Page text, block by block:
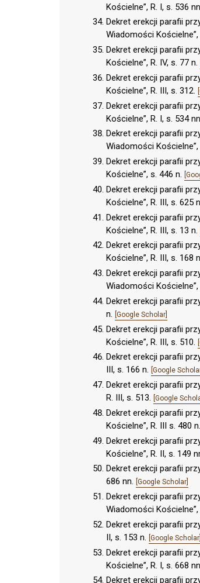
Kościelne”, R. I, s. 536
Dekret erekcji parafii
Wiadomości Kościelne”,
Dekret erekcji parafii
Kościelne”, R. IV, s. 77 n.
Dekret erekcji parafii
Kościelne”, R. III, s. 312.
Dekret erekcji parafii
Kościelne”, R. I, s. 534
Dekret erekcji parafii
Wiadomości Kościelne”,
Dekret erekcji parafii
Kościelne”, s. 446 n.
Dekret erekcji parafii
Kościelne”, R. III, s. 625
Dekret erekcji parafii
Kościelne”, R. III, s. 13 n.
Dekret erekcji parafii
Kościelne”, R. III, s. 168
Dekret erekcji parafii
Wiadomości Kościelne”,
Dekret erekcji parafii
n. [Google Scholar]
Dekret erekcji parafii
Kościelne”, R. III, s. 510.
Dekret erekcji parafii
III, s. 166 n. [Google
Dekret erekcji parafii
R. III, s. 513. [Google
Dekret erekcji parafii
Kościelne”, R. III s. 480 n.
Dekret erekcji parafii
Kościelne”, R. II, s. 149
Dekret erekcji parafii
686 nn. [Google Scholar]
Dekret erekcji parafii
Wiadomości Kościelne”,
Dekret erekcji parafii
II, s. 153 n. [Google Scholar]
Dekret erekcji parafii
Kościelne”, R. I, s. 668
Dekret erekcji parafii